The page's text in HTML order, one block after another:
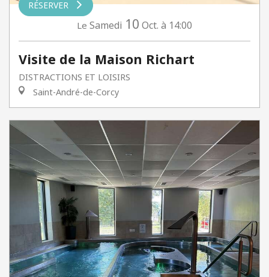
RÉSERVER
Le Samedi 10 Oct. à 14:00
Visite de la Maison Richart
DISTRACTIONS ET LOISIRS
Saint-André-de-Corcy